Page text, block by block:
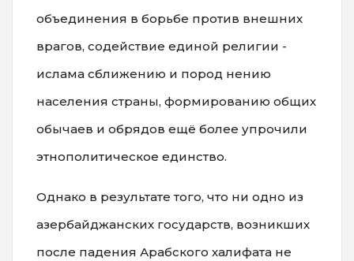
объединения в борьбе против внешних
врагов, содействие единой религии -
ислама сближению и пород нению
населения страны, формированию общих
обычаев и обрядов ещё более упрочили
этнополитическое единство.
Однако в результате того, что ни одно из
азербайджанских государств, возникших
после падения Арабского халифата не